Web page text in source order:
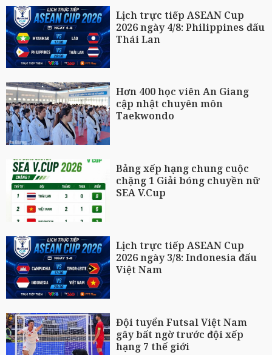
Lịch trực tiếp ASEAN Cup
2026 ngày 4/8: Philippines đấu
Thái Lan
Hơn 400 học viên An Giang
cập nhật chuyên môn
Taekwondo
Bảng xếp hạng chung cuộc
chặng 1 Giải bóng chuyền nữ
SEA V.Cup
Lịch trực tiếp ASEAN Cup
2026 ngày 3/8: Indonesia đấu
Việt Nam
Đội tuyển Futsal Việt Nam
gây bất ngờ trước đội xếp
hạng 7 thế giới